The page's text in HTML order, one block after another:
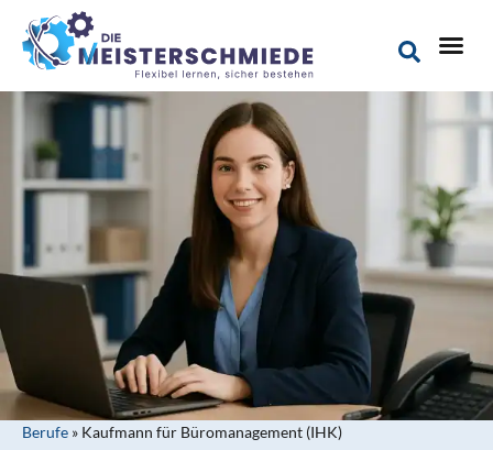
Berufe » Kaufmann für Büromanagement (IHK)